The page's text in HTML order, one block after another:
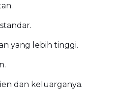
yang lebih tinggi.
dan keluarganya.